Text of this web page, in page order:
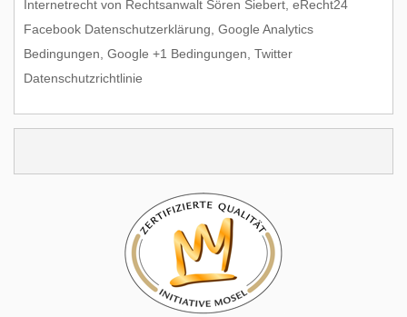
Internetrecht von Rechtsanwalt Sören Siebert, eRecht24
Facebook Datenschutzerklärung, Google Analytics
Bedingungen, Google +1 Bedingungen, Twitter
Datenschutzrichtlinie